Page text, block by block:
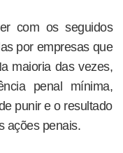
com os seguidos
por empresas que
maioria das vezes,
penal mínima,
punir e o resultado
ações penais.